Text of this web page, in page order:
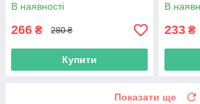
В наявності
266 ₴ 280 ₴
Купити
В
233 ₴
Показати ще